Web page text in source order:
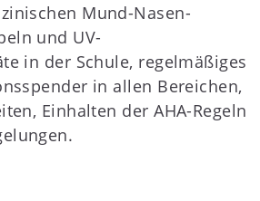
Mund-Nasen-
und UV-
in der Schule, regelmäßiges
in allen Bereichen,
Einhalten der AHA-Regeln